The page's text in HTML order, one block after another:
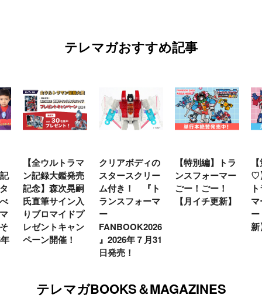
テレマガおすすめ記事
【全ウルトラマ
ン記録大鑑発売
記念】森次晃嗣
氏直筆サイン入
りブロマイドプ
レゼントキャン
ペーン開催！
クリアボディの
スタースクリー
ム付き！ 『ト
ランスフォーマ
ー
FANBOOK2026
』2026年７月31
日発売！
【特別編】トラ
ンスフォーマー
ごー！ごー！
【月イチ更新】
♡
新
テレマガBOOKS＆MAGAZINES